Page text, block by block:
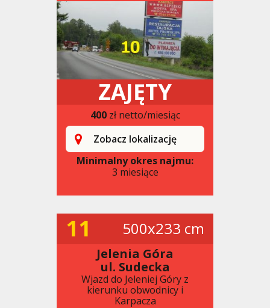
ZAJĘTY
400zł netto/miesiąc
Zobacz lokalizację
Minimalny okres najmu:
3 miesiące
11 500x233 cm
Jelenia Góra
ul. Sudecka
Wjazd do Jeleniej Góry z
kierunku obwodnicy i
Karpacza